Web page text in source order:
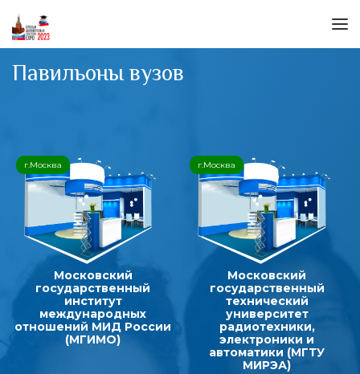
Павильоны вузов
Московский
государственный
институт
международных
отношений МИД России
(МГИМО)
г.Москва
Московский
государственный
технический
университет
радиотехники,
электроники и
автоматики (МГТУ
МИРЭА)
г.Москва